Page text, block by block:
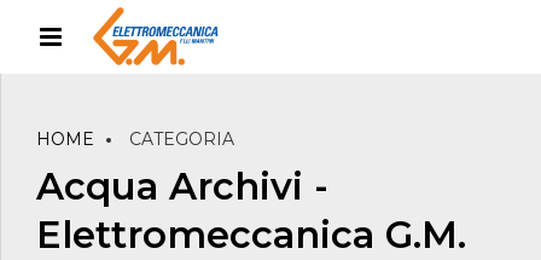
HOME CATEGORIA
Acqua Archivi -
Elettromeccanica G.M.